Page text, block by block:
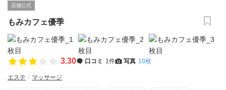
店舗公式
もみカフェ優季
3.30 口コミ 1件 写真 10枚
エステ マッサージ